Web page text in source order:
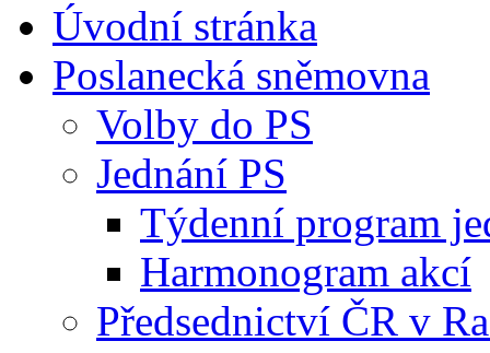
Úvodní stránka
Poslanecká sněmovna
Volby do PS
Jednání PS
Týdenní program
Harmonogram akcí
Předsednictví ČR v